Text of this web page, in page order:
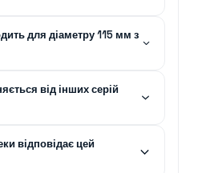
для діаметру 115 мм з
від інших серій
відповідає цей